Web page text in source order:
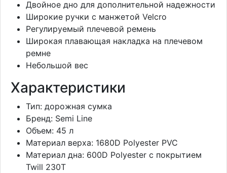
Двойное дно для дополнительной надежности
Широкие ручки с манжетой Velcro
Регулируемый плечевой ремень
Широкая плавающая накладка на плечевом
ремне
Небольшой вес
Характеристики
Тип: дорожная сумка
Бренд: Semi Line
Объем: 45 л
Материал верха: 1680D Polyester PVC
Материал дна: 600D Polyester с покрытием
Twill 230T